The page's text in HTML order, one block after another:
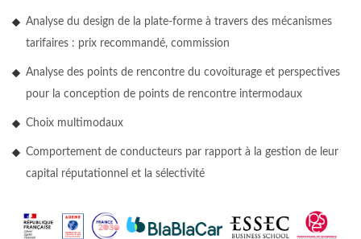
Analyse du design de la plate-forme à travers des mécanismes
tarifaires : prix recommandé, commission
Analyse des points de rencontre du covoiturage et perspectives
pour la conception de points de rencontre intermodaux
Choix multimodaux
Comportement de conducteurs par rapport à la gestion de leur
capital réputationnel et la sélectivité